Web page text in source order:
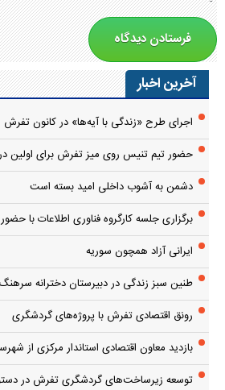
آخرین اخبار
اجرای طرح «زندگی با آیه‌ها» در کانون تفرش
حضور تیم تنیس روی میز تفرش برای اولین
دشمن به آشوب داخلی امید بسته است
برگزاری جلسه کارگروه فناوری اطلاعات با
ایرانی آزاد همچون سوریه
طنین سبز زندگی در دبیرستان دخترانه
رونق اقتصادی تفرش با پروژه‌های گردشگری
بازدید معاون اقتصادی استاندار مرکزی از
توسعه زیرساخت‌های گردشگری تفرش در دستور